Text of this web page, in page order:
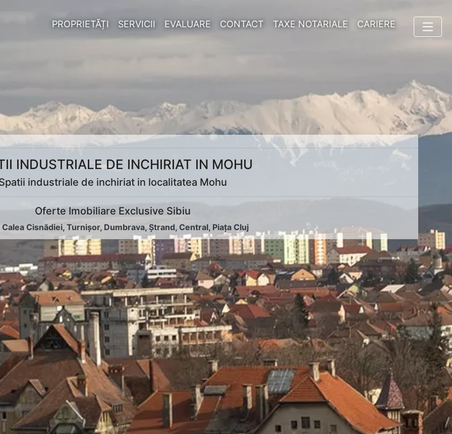
PROPRIETĂȚI SERVICII EVALUARE CONTACT TAXE NOTARIALE CARIERE
INDUSTRIALE DE INCHIRIAT IN MOHU
industriale de inchiriat in localitatea Mohu
Oferte Imobiliare Exclusive Sibiu
Calea Cisnădiei,Turnișor, Dumbrava,Ștrand,Central, Piața Cluj